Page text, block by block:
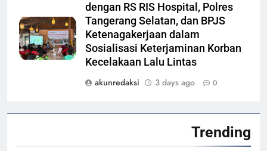
dengan RS RIS Hospital, Polres
Tangerang Selatan, dan BPJS
Ketenagakerjaan dalam
Sosialisasi Keterjaminan Korban
Kecelakaan Lalu Lintas
akunredaksi
3 days ago 0
Trending